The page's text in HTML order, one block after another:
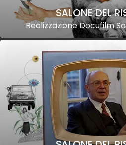
SALONE DEL
Realizzazione Docufilm